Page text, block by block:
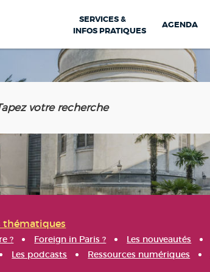
SERVICES &
INFOS PRATIQUES
AGENDA
thématiques
? Foreign in Paris ? Les nouveautés
Les podcasts Ressources numériques